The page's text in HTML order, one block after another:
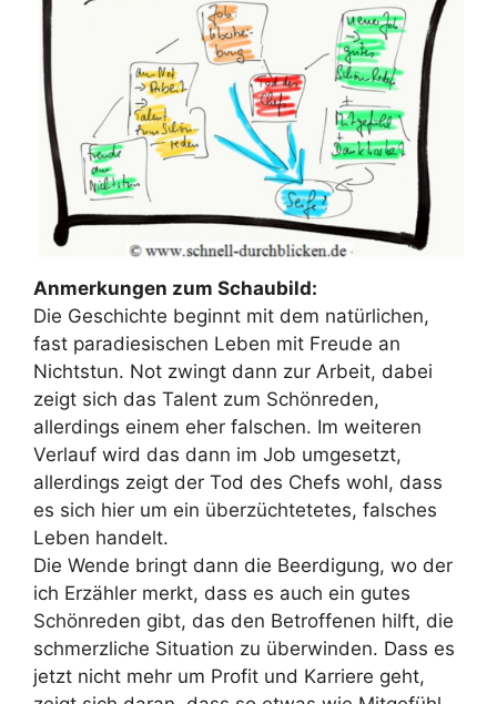
Anmerkungen zum Schaubild:
Die Geschichte beginnt mit dem natürlichen,
fast paradiesischen Leben mit Freude an
Nichtstun. Not zwingt dann zur Arbeit, dabei
zeigt sich das Talent zum Schönreden,
allerdings einem eher falschen. Im weiteren
Verlauf wird das dann im Job umgesetzt,
allerdings zeigt der Tod des Chefs wohl, dass
es sich hier um ein überzüchtetetes, falsches
Leben handelt.
Die Wende bringt dann die Beerdigung, wo der
ich Erzähler merkt, dass es auch ein gutes
Schönreden gibt, das den Betroffenen hilft, die
schmerzliche Situation zu überwinden. Dass es
jetzt nicht mehr um Profit und Karriere geht,